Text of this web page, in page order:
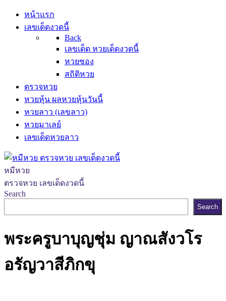
หน้าแรก
เลขเด็ดงวดนี้
Back
เลขเด็ด หวยเด็ดงวดนี้
หวยซอง
สถิติหวย
ตรวจหวย
หวยหุ้น ผลหวยหุ้นวันนี้
หวยลาว (เลขลาว)
หวยมาเลย์
เลขเด็ดหวยลาว
หมีหวย
ตรวจหวย เลขเด็ดงวดนี้
Search
Search
พระครูบาบุญชุ่ม ญาณสังวโร
อรัญวาสีภิกขุ